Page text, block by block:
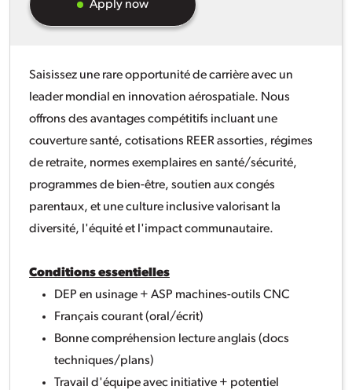
Apply now
Saisissez une rare opportunité de carrière avec un
leader mondial en innovation aérospatiale. Nous
offrons des avantages compétitifs incluant une
couverture santé, cotisations REER assorties, régimes
de retraite, normes exemplaires en santé/sécurité,
programmes de bien-être, soutien aux congés
parentaux, et une culture inclusive valorisant la
diversité, l'équité et l'impact communautaire.
Conditions essentielles
DEP en usinage + ASP machines-outils CNC
Français courant (oral/écrit)
Bonne compréhension lecture anglais (docs
techniques/plans)
Travail d'équipe avec initiative + potentiel